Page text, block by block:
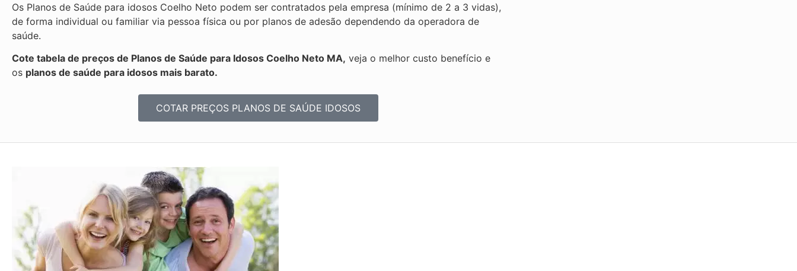
Os Planos de Saúde para idosos Coelho Neto podem ser contratados pela empresa (mínimo de 2 a 3 vidas),
de forma individual ou familiar via pessoa física ou por planos de adesão dependendo da operadora de
saúde.
Cote tabela de preços de Planos de Saúde para Idosos Coelho Neto MA, veja o melhor custo benefício e
os planos de saúde para idosos mais barato.
COTAR PREÇOS PLANOS DE SAÚDE IDOSOS